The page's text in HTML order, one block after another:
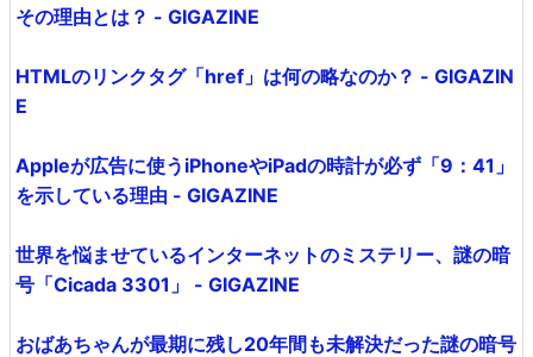
その理由とは？ - GIGAZINE
HTMLのリンクタグ「href」は何の略なのか？ - GIGAZIN
E
Appleが広告に使うiPhoneやiPadの時計が必ず「9：41」
を示している理由 - GIGAZINE
世界を悩ませているインターネットのミステリー、謎の暗
号「Cicada 3301」 - GIGAZINE
おばあちゃんが最期に残し20年間も未解決だった謎の暗号